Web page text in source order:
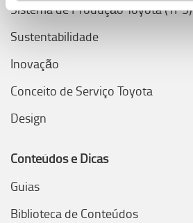
Sistema de Produção Toyota (TPS)
Sustentabilidade
Inovação
Conceito de Serviço Toyota
Design
Conteúdos e Dicas
Guias
Biblioteca de Conteúdos